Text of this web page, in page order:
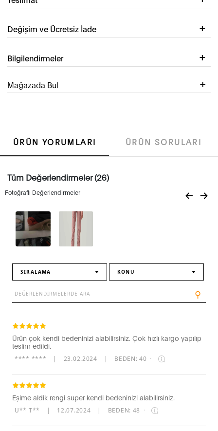
Değişim ve Ücretsiz İade
Bilgilendirmeler
Mağazada Bul
ÜRÜN YORUMLARI ÜRÜN SORULARI
Tüm Değerlendirmeler (26)
Fotoğraflı Değerlendirmeler
SIRALAMA KONU
⚲
Ürün çok kendi bedeninizi alabilirsiniz. Çok hızlı kargo yapılıp
teslim edildi.
**** **** | 23.02.2024 | BEDEN: 40 ·
Eşime aldik rengi super kendi bedeninizi alabilirsiniz.
U** T** | 12.07.2024 | BEDEN: 48 ·